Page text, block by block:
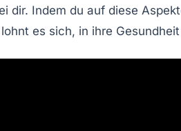
dir. Indem du auf diese
es sich, in ihre